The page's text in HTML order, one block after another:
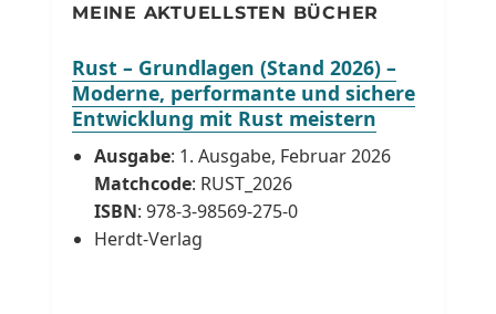
MEINE AKTUELLSTEN BÜCHER
Rust – Grundlagen (Stand 2026) –
Moderne, performante und sichere
Entwicklung mit Rust meistern
Ausgabe: 1. Ausgabe, Februar 2026
Matchcode: RUST_2026
ISBN: 978-3-98569-275-0
Herdt-Verlag